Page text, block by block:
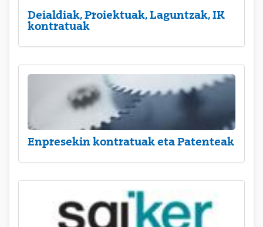
Deialdiak, Proiektuak, Laguntzak, IK
kontratuak
Enpresekin kontratuak eta Patenteak